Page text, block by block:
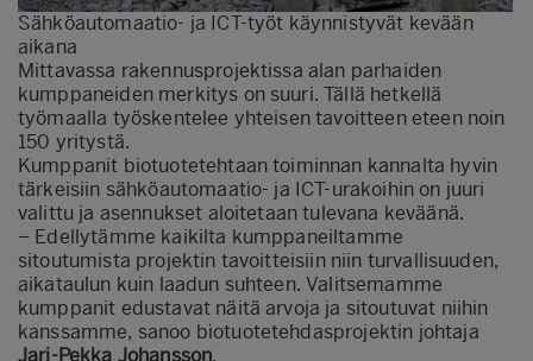
Sähköautomaatio- ja ICT-työt käynnistyvät kevään
aikana
Mittavassa rakennusprojektissa alan parhaiden
kumppaneiden merkitys on suuri. Tällä hetkellä
työmaalla työskentelee yhteisen tavoitteen eteen noin
150 yritystä.
Kumppanit biotuotetehtaan toiminnan kannalta hyvin
tärkeisiin sähköautomaatio- ja ICT-urakoihin on juuri
valittu ja asennukset aloitetaan tulevana keväänä.
– Edellytämme kaikilta kumppaneiltamme
sitoutumista projektin tavoitteisiin niin turvallisuuden,
aikataulun kuin laadun suhteen. Valitsemamme
kumppanit edustavat näitä arvoja ja sitoutuvat niihin
kanssamme, sanoo biotuotetehdasprojektin johtaja
Jari-Pekka Johansson.